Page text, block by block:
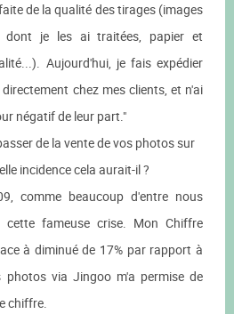
de la qualité des tirages (images
je les ai traitées, papier et
Aujourd'hui, je fais expédier
chez mes clients, et n'ai
négatif de leur part."
de la vente de vos photos sur
incidence cela aurait-il ?
comme beaucoup d'entre nous
cette fameuse crise. Mon Chiffre
à diminué de 17% par rapport à
via Jingoo m'a permise de
chiffre.